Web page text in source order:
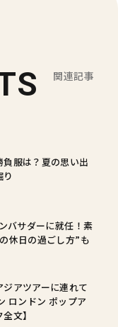
関連記事
負服は？夏の思い出
バサダーに就任！素
休日の過ごし方”も
ジアツアーに連れて
ロンドン ポップア
文】